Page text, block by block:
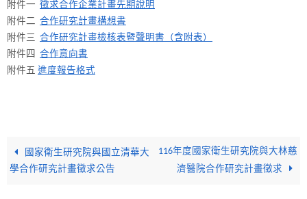
附件一 徵求合作企業計畫先期說明
附件二 合作研究計畫構想書
附件三 合作研究計畫檢核表暨聲明書（含附表）
附件四 合作意向書
附件五 進度報告格式
國家衛生研究院與國立清華大
學合作研究計畫徵求公告
116年度國家衛生研究院與大林慈
濟醫院合作研究計畫徵求